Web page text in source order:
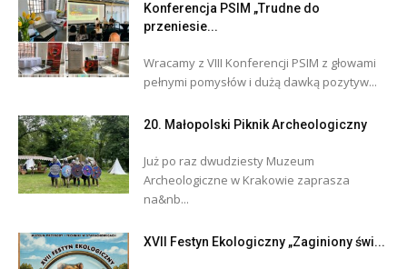
Konferencja PSIM „Trudne do
przeniesie...
Wracamy z VIII Konferencji PSIM z głowami
pełnymi pomysłów i dużą dawką pozytyw...
20. Małopolski Piknik Archeologiczny
Już po raz dwudziesty Muzeum
Archeologiczne w Krakowie zaprasza
na&nb...
XVII Festyn Ekologiczny „Zaginiony świ...